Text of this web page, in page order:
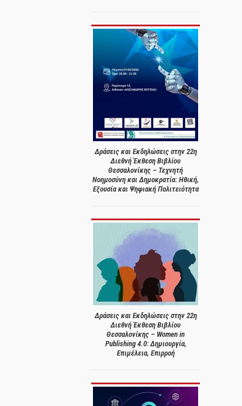
Δράσεις και Εκδηλώσεις στην 22η
Διεθνή Έκθεση Βιβλίου
Θεσσαλονίκης – Τεχνητή
Νοημοσύνη και Δημοκρατία: Ηθική,
Εξουσία και Ψηφιακή Πολιτειότητα
Δράσεις και Εκδηλώσεις στην 22η
Διεθνή Έκθεση Βιβλίου
Θεσσαλονίκης – Women in
Publishing 4.0: Δημιουργία,
Επιμέλεια, Επιρροή